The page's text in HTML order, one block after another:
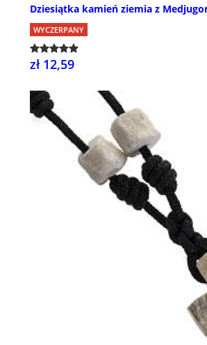
Dziesiątka kamień ziemia z
WYCZERPANY
zł 12,59